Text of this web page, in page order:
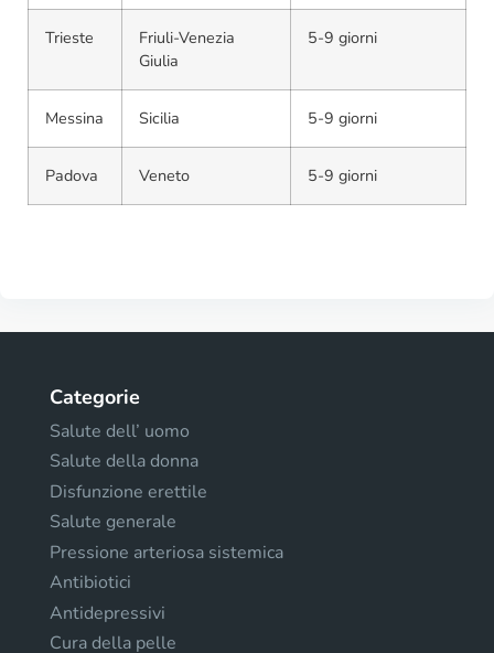
Trieste
Friuli-Venezia
Giulia
5-9 giorni
Messina Sicilia 5-9 giorni
Padova Veneto 5-9 giorni
Categorie
Salute dell’ uomo
Salute della donna
Disfunzione erettile
Salute generale
Pressione arteriosa sistemica
Antibiotici
Antidepressivi
Cura della pelle